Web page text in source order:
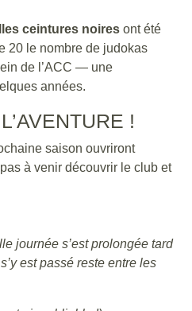
ceintures noires ont été
20 le nombre de judokas
de l’ACC — une
années.
!
saison ouvriront
à venir découvrir le club et
journée s’est prolongée tard
est passé reste entre les